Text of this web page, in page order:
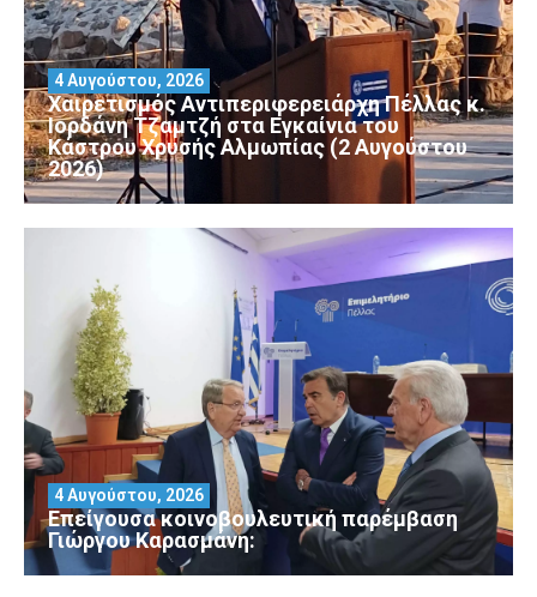
Χαιρετισμός Αντιπεριφερειάρχη Πέλλας κ.
Ιορδάνη Τζαμτζή στα Εγκαίνια του
Κάστρου Χρυσής Αλμωπίας (2 Αυγούστου
2026)
4 Αυγούστου, 2026
Επείγουσα κοινοβουλευτική παρέμβαση
Γιώργου Καρασμάνη:
4 Αυγούστου, 2026